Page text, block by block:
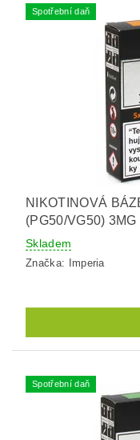
Spotřební daň
NIKOTINOVÁ
(PG50/VG50) 3MG
Skladem
Značka: Imperia
Spotřební daň